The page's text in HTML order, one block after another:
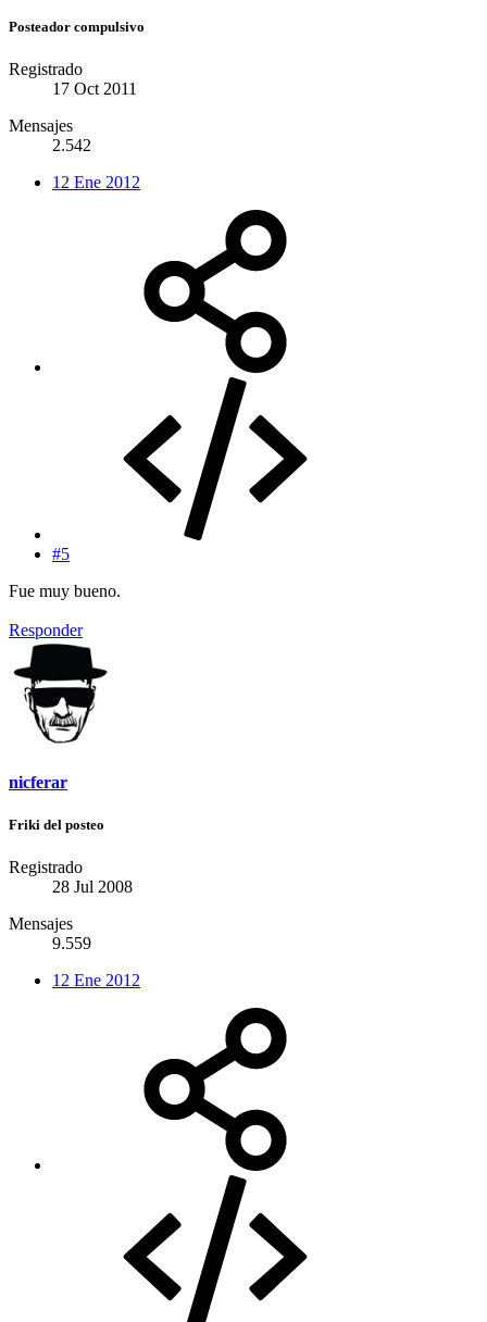
Posteador compulsivo
Registrado
17 Oct 2011
Mensajes
2.542
12 Ene 2012
#5
Fue muy bueno.
Responder
nicferar
Friki del posteo
Registrado
28 Jul 2008
Mensajes
9.559
12 Ene 2012